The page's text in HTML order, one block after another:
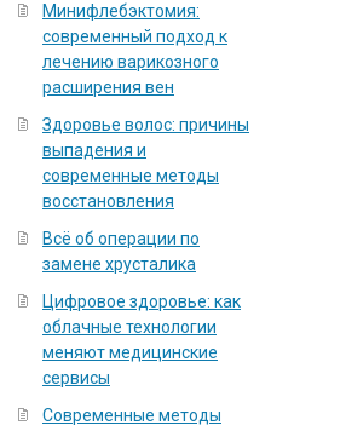
Минифлебэктомия:
современный подход к
лечению варикозного
расширения вен
Здоровье волос: причины
выпадения и
современные методы
восстановления
Всё об операции по
замене хрусталика
Цифровое здоровье: как
облачные технологии
меняют медицинские
сервисы
Современные методы